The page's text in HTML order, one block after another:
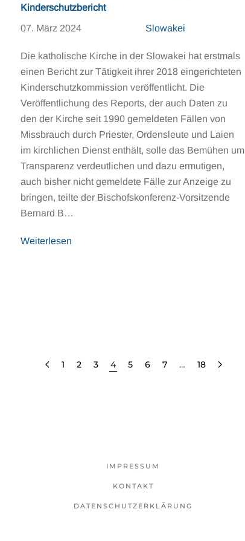
Kinderschutzbericht
07. März 2024
Slowakei
Die katholische Kirche in der Slowakei hat erstmals
einen Bericht zur Tätigkeit ihrer 2018 eingerichteten
Kinderschutzkommission veröffentlicht. Die
Veröffentlichung des Reports, der auch Daten zu
den der Kirche seit 1990 gemeldeten Fällen von
Missbrauch durch Priester, Ordensleute und Laien
im kirchlichen Dienst enthält, solle das Bemühen um
Transparenz verdeutlichen und dazu ermutigen,
auch bisher nicht gemeldete Fälle zur Anzeige zu
bringen, teilte der Bischofskonferenz-Vorsitzende
Bernard B…
Weiterlesen
1 2 3 4 5 6 7 … 18
IMPRESSUM
KONTAKT
DATENSCHUTZERKLÄRUNG